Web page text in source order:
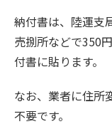
納付書は、陸運支
売捌所などで350
付書に貼ります。
なお、業者に住所
不要です。